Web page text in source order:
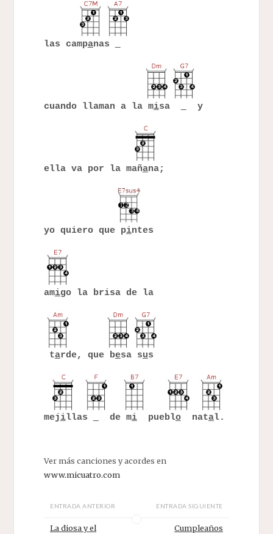
las campanas
cuando llaman a la misa y
ella va por la mañana;
yo quiero que pintes
amigo la brisa de la
tarde, que besa sus
mejillas de mipueblonatal.
Ver más canciones y acordes en
www.micuatro.com
ENTRADA ANTERIOR
La diosa y el
ENTRADA SIGUIENTE
Cumpleaños